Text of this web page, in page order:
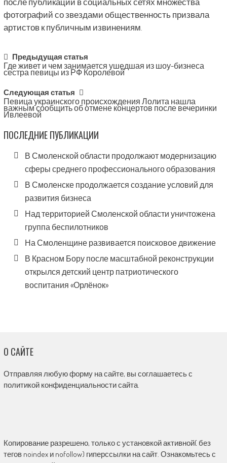
фотографий со звездами общественность призвала
артистов к публичным извинениям.
Post
navigation
Предыдущая статья
Где живет и чем занимается ушедшая из шоу-бизнеса
сестра певицы из РФ Королевой
Следующая статья
Певица украинского происхождения Лолита нашла
важным сообщить об отмене концертов после вечеринки
Ивлеевой
ПОСЛЕДНИЕ ПУБЛИКАЦИИ
В Смоленской области продолжают модернизацию
сферы среднего профессионального образования
В Смоленске продолжается создание условий для
развития бизнеса
Над территорией Смоленской области уничтожена
группа беспилотников
На Смоленщине развивается поисковое движение
В Красном Бору после масштабной реконструкции
открылся детский центр патриотического
воспитания «Орлёнок»
О САЙТЕ
Отправляя любую форму на сайте, вы соглашаетесь с
политикой конфиденциальности сайта.
Копирование разрешено, только с установкой активной( без
тегов noindex и nofollow) гиперссылки на сайт. Ознакомьтесь с